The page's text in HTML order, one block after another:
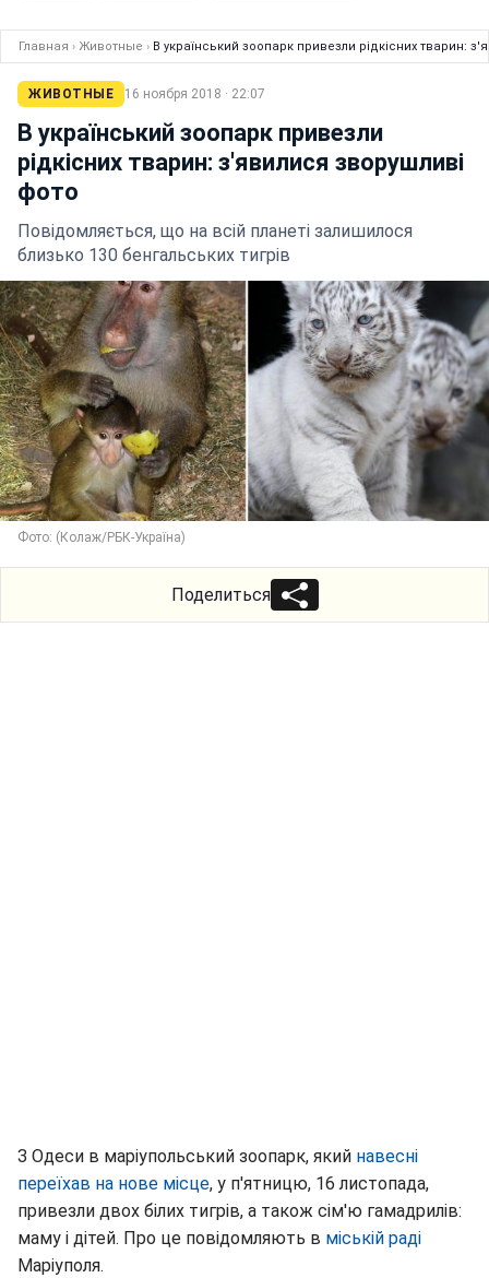
Главная › Животные › В український зоопарк привезли рідкісних тварин:
ЖИВОТНЫЕ 16 ноября 2018 · 22:07
В український зоопарк привезли
рідкісних тварин: з'явилися зворушливі
фото
Повідомляється, що на всій планеті залишилося
близько 130 бенгальських тигрів
Фото: (Колаж/РБК-Україна)
Поделиться
З Одеси в маріупольський зоопарк, який навесні
переїхав на нове місце, у п'ятницю, 16 листопада,
привезли двох білих тигрів, а також сім'ю гамадрилів:
маму і дітей. Про це повідомляють в міській раді
Маріуполя.